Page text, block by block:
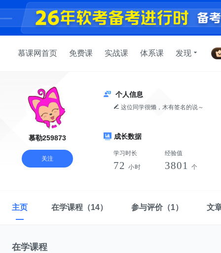
慕课网首页 免费课 实战课 体系课 发现
慕勒259873
关注
个人信息
这位同学很懒，木有签名的说～
成长数据
学习时长
72 小时
经验值
3801 个
主页 在学课程 （14） 参与评价（1） 文
在学课程